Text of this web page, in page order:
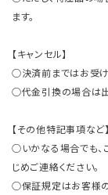
ます。
【キャンセル】
○決済前まではお受け
○代金引換の場合は出
【その他特記事項など】
○いかなる場合でも、
じめご連絡ください。
○保証規定はお客様